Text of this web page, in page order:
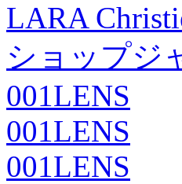
LARA
ショップジ
001LENS
001LENS
001LENS